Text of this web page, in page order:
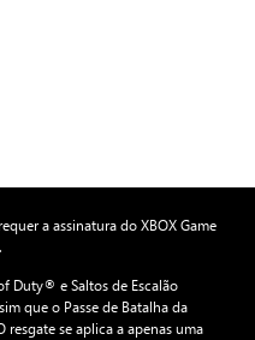
a assinatura do XBOX Game
Duty® e Saltos de Escalão
que o Passe de Batalha da
se aplica a apenas uma